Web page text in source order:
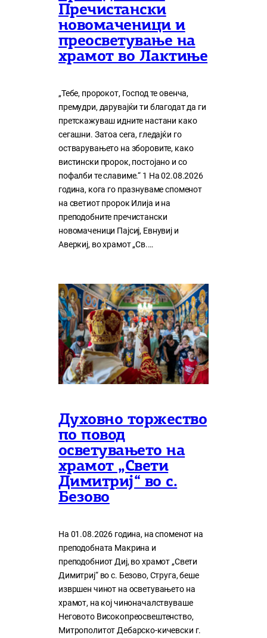
Пречистански
новомаченици и
преосветување на
храмот во Лактиње
„Тебе, пророкот, Господ те овенча,
премудри, дарувајќи ти благодат да ги
претскажуваш идните настани како
сегашни. Затоа сега, гледајќи го
остварувањето на зборовите, како
вистински пророк, постојано и со
пофалби те славиме.“ 1 На 02.08.2026
година, кога го празнуваме споменот
на светиот пророк Илија и на
преподобните пречистански
новомаченици Пајсиј, Евнувиј и
Аверкиј, во храмот „Св.…
Духовно торжество
по повод
осветувањето на
храмот „Свети
Димитриј“ во с.
Безово
На 01.08.2026 година, на споменот на
преподобната Макрина и
преподобниот Диј, во храмот „Свети
Димитриј“ во с. Безово, Струга, беше
извршен чинот на осветувањето на
храмот, на кој чиноначалствуваше
Неговото Високопреосвештенство,
Митрополитот Дебарско-кичевски г.